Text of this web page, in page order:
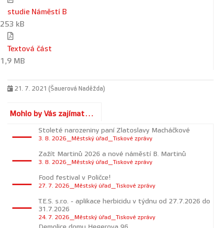
studie Náměstí B
253 kB
Textová část
1,9 MB
21. 7. 2021 (Šauerová Naděžda)
Mohlo by Vás zajímat...
Stoleté narozeniny paní Zlatoslavy Macháčkové
3. 8. 2026_Městský úřad_Tiskové zprávy
Zažít Martinů 2026 a nové náměstí B. Martinů
3. 8. 2026_Městský úřad_Tiskové zprávy
Food festival v Poličce!
27. 7. 2026_Městský úřad_Tiskové zprávy
T.E.S. s.r.o. - aplikace herbicidu v týdnu od 27.7.2026 do
31.7.2026
24. 7. 2026_Městský úřad_Tiskové zprávy